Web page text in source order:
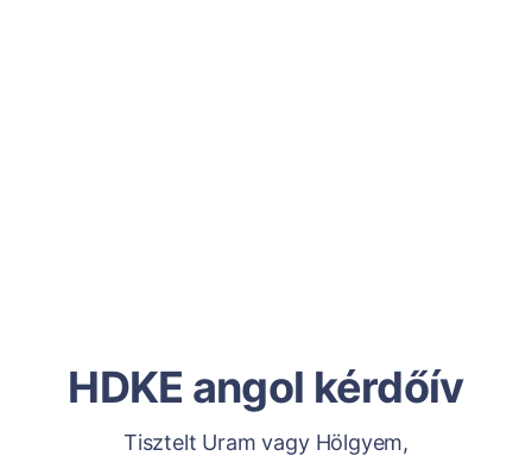
HDKE angol kérdőív
Tisztelt Uram vagy Hölgyem,